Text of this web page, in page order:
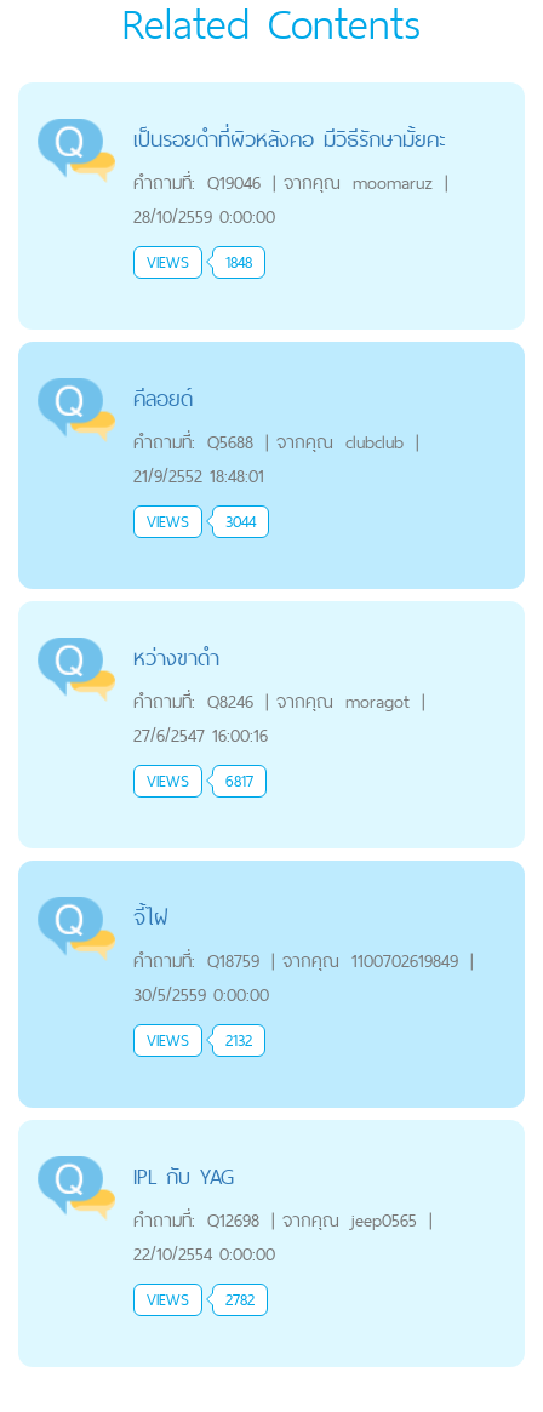
Related Contents
เป็นรอยดำที่ผิวหลังคอ มีวิธีรักษามั้ยคะ
คำถามที่: Q19046 | จากคุณ moomaruz |
28/10/2559 0:00:00
VIEWS 1848
คีลอยด์
คำถามที่: Q5688 | จากคุณ clubclub |
21/9/2552 18:48:01
VIEWS 3044
หว่างขาดำ
คำถามที่: Q8246 | จากคุณ moragot |
27/6/2547 16:00:16
VIEWS 6817
จี้ไฝ
คำถามที่: Q18759 | จากคุณ 1100702619849 |
30/5/2559 0:00:00
VIEWS 2132
IPL กับ YAG
คำถามที่: Q12698 | จากคุณ jeep0565 |
22/10/2554 0:00:00
VIEWS 2782